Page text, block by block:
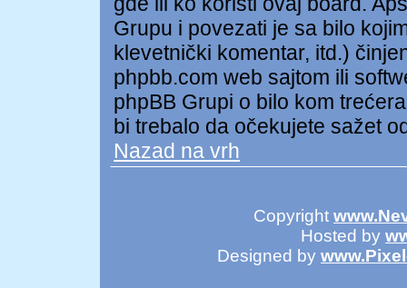
Grupu i povezati je sa bilo
klevetnički komentar, itd.)
phpbb.com web sajtom ili
phpBB Grupi o bilo kom
bi trebalo da očekujete sažet
Nazad na vrh
Copyright
Hosted by
Designed by